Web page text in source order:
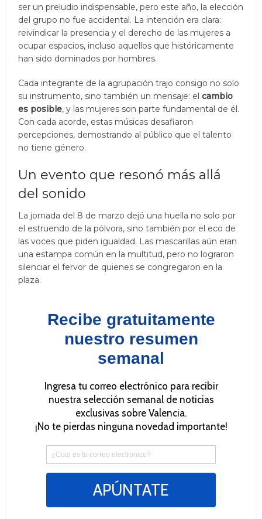
ser un preludio indispensable, pero este año, la elección
del grupo no fue accidental. La intención era clara:
reivindicar la presencia y el derecho de las mujeres a
ocupar espacios, incluso aquellos que históricamente
han sido dominados por hombres.
Cada integrante de la agrupación trajo consigo no solo
su instrumento, sino también un mensaje: elcambio
es posible, y las mujeres son parte fundamental de él.
Con cada acorde, estas músicas desafiaron
percepciones, demostrando al público que el talento
no tiene género.
Un evento que resonó más allá
del sonido
La jornada del 8 de marzo dejó una huella no solo por
el estruendo de la pólvora, sino también por el eco de
las voces que piden igualdad. Las mascarillas aún eran
una estampa común en la multitud, pero no lograron
silenciar el fervor de quienes se congregaron en la
plaza.